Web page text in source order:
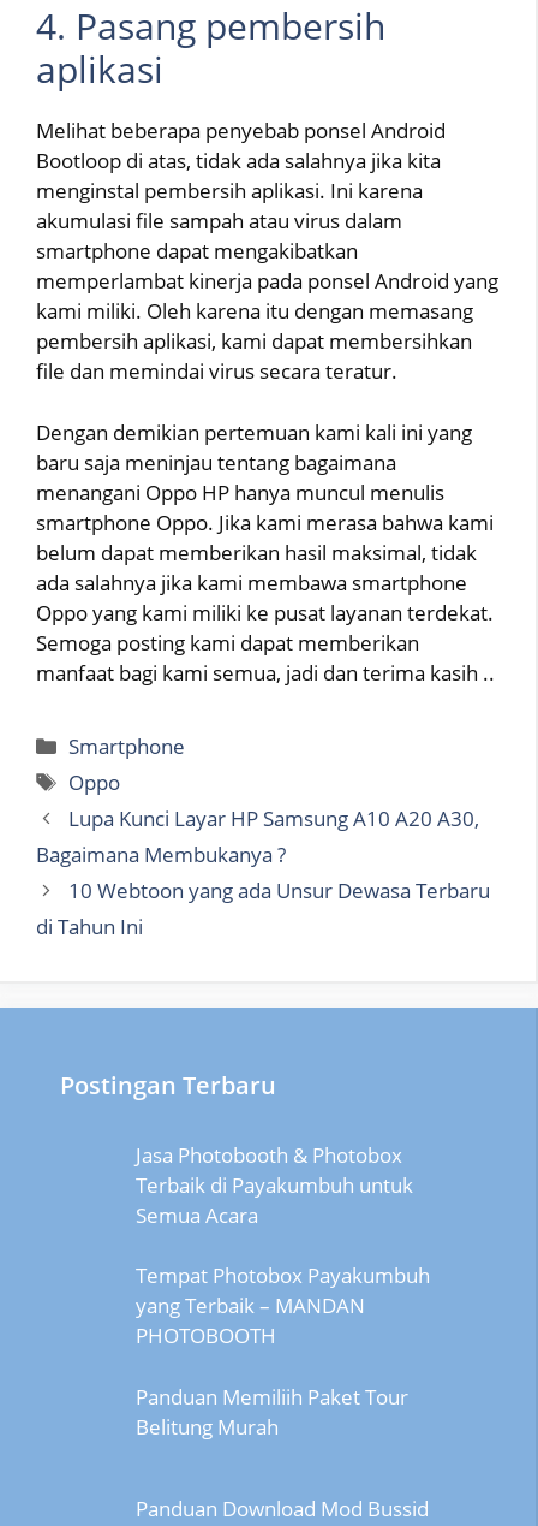
4. Pasang pembersih
aplikasi
Melihat beberapa penyebab ponsel Android
Bootloop di atas, tidak ada salahnya jika kita
menginstal pembersih aplikasi. Ini karena
akumulasi file sampah atau virus dalam
smartphone dapat mengakibatkan
memperlambat kinerja pada ponsel Android yang
kami miliki. Oleh karena itu dengan memasang
pembersih aplikasi, kami dapat membersihkan
file dan memindai virus secara teratur.
Dengan demikian pertemuan kami kali ini yang
baru saja meninjau tentang bagaimana
menangani Oppo HP hanya muncul menulis
smartphone Oppo. Jika kami merasa bahwa kami
belum dapat memberikan hasil maksimal, tidak
ada salahnya jika kami membawa smartphone
Oppo yang kami miliki ke pusat layanan terdekat.
Semoga posting kami dapat memberikan
manfaat bagi kami semua, jadi dan terima kasih ..
Categories
Smartphone
Tags
Oppo
Lupa Kunci Layar HP Samsung A10 A20 A30,
Bagaimana Membukanya ?
10 Webtoon yang ada Unsur Dewasa Terbaru
di Tahun Ini
Postingan Terbaru
Jasa Photobooth & Photobox
Terbaik di Payakumbuh untuk
Semua Acara
Tempat Photobox Payakumbuh
yang Terbaik – MANDAN
PHOTOBOOTH
Panduan Memiliih Paket Tour
Belitung Murah
Panduan Download Mod Bussid